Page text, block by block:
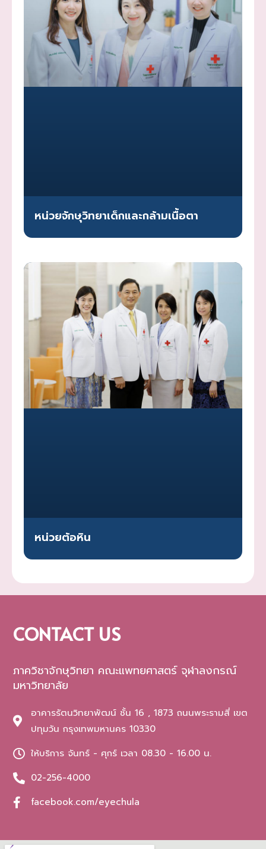
หน่วยจักษุวิทยาเด็กและกล้ามเนื้อตา
หน่วยต้อหิน
CONTACT US
ภาควิชาจักษุวิทยา คณะแพทยศาสตร์ จุฬาลงกรณ์
มหาวิทยาลัย
อาคารรัตนวิทยาพัฒน์ ชั้น 16 , 1873 ถนนพระรามสี่ เขต
ปทุมวัน กรุงเทพมหานคร 10330
ให้บริการ จันทร์ - ศุกร์ เวลา 08.30 - 16.00 น.
02-256-4000
facebook.com/eyechula